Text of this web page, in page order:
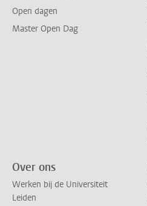
Open dagen
Master Open Dag
Over ons
Werken bij de Universiteit
Leiden